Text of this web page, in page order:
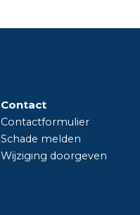
Contact
Contactformulier
Schade melden
Wijziging doorgeven